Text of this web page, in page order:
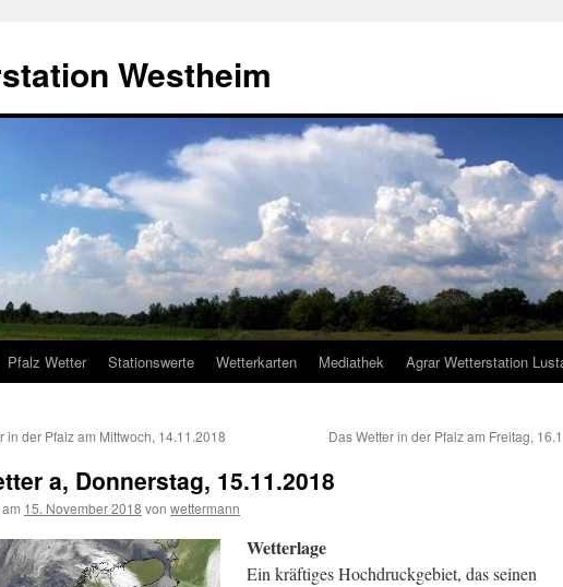
Westheim
Pfalz Wetter Stationswerte Wetterkarten Mediathek Agrar Wetterstation
in der Pfalz am Mittwoch, 14.11.2018 Das Wetter in der Pfalz am Freitag,
a, Donnerstag, 15.11.2018
15. November 2018 von wettermann
Wetterlage
Ein kräftiges Hochdruckgebiet, das seinen